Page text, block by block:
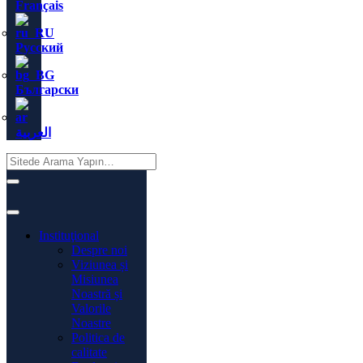
Français
Русский
Български
العربية
Instituţional
Despre noi
Viziunea și
Misiunea
Noastră și
Valorile
Noastre
Politica de
calitate